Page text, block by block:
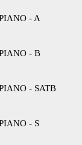
- A
- B
- SATB
- S